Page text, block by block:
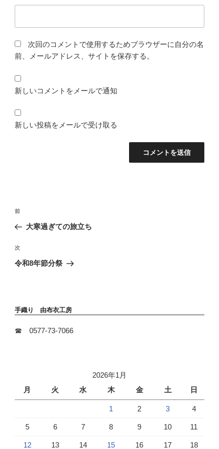
次回のコメントで使用するためブラウザーに自分の名
前、メールアドレス、サイトを保存する。
新しいコメントをメールで通知
新しい投稿をメールで受け取る
稿
ナ
ゲ
ー
前
の
稿
前
大寒過ぎての旅立ち
次
の
次
令和8年節分祭
手織り 由布衣工房
☎ 0577-73-7066
2026年1月
月
火 水 木 金 土 日
1 2 3 4
5 6 7 8 9 10 11
12 13 14 15 16 17 18